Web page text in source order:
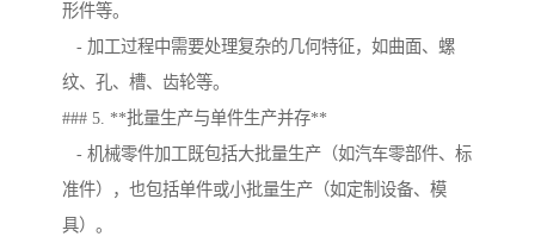
形件等。
- 加工过程中需要处理复杂的几何特征，如曲面、螺
纹、孔、槽、齿轮等。
### 5. **批量生产与单件生产并存**
- 机械零件加工既包括大批量生产（如汽车零部件、标
准件），也包括单件或小批量生产（如定制设备、模
具）。